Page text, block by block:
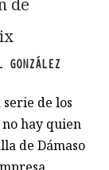
GONZÁLEZ
de los
hay quien
de Dámaso